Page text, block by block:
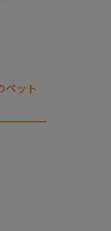
ペット